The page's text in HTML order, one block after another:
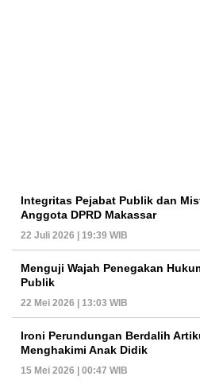
Integritas Pejabat Publik dan
Anggota DPRD Makassar
22 Juli 2026 | 19:39 WIB
Menguji Wajah Penegakan
Publik
22 Mei 2026 | 13:03 WIB
Ironi Perundungan Berdalih
Menghakimi Anak Didik
15 Mei 2026 | 00:47 WIB